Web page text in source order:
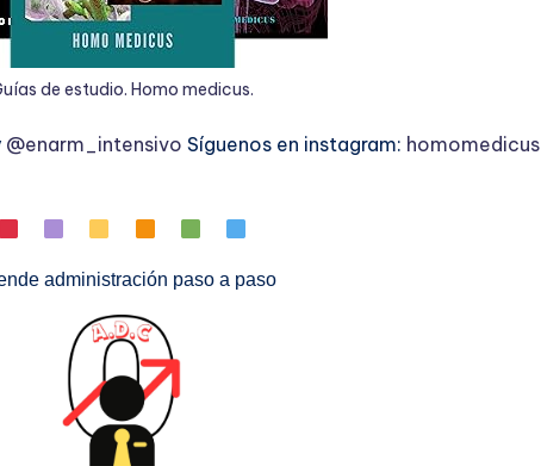
de estudio. Homo medicus.
@enarm_intensivo Síguenos en instagram: homomedicus
administración paso a paso